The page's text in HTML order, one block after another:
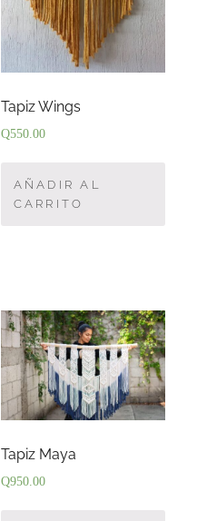
Tapiz Wings
Q550.00
AÑADIR AL
CARRITO
Tapiz Maya
Q950.00